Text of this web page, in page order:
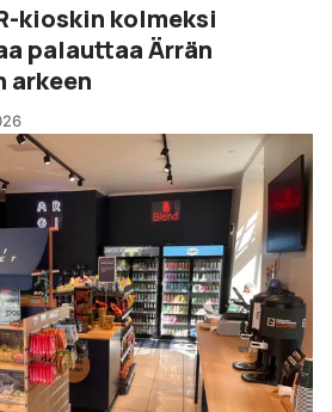
kioskin kolmeksi
palauttaa Ärrän
arkeen